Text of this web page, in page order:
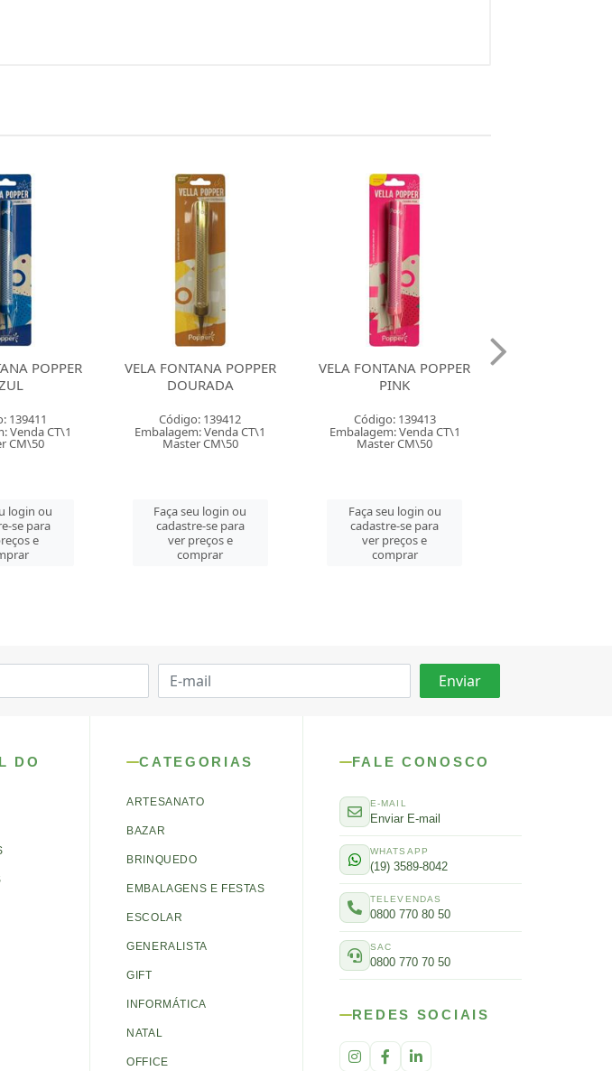
POPPER
139412
Venda CT\1
CM\50
login ou
se para
e
VELA FONTANA POPPER
PINK
Código: 139413
Embalagem: Venda CT\1
Master CM\50
Faça seu login ou
cadastre-se para
ver preços e
comprar
VELA FONTANA POPPER
VERDE
Código: 139414
Embalagem: Venda CT\1
Master CM\50
Faça seu login ou
cadastre-se para
ver preços e
comprar
DO
CATEGORIAS
ARTESANATO
BAZAR
BRINQUEDO
EMBALAGENS E FESTAS
ESCOLAR
GENERALISTA
GIFT
INFORMÁTICA
NATAL
OFFICE
FALE CONOSCO
E-MAIL
Enviar E-mail
WHATSAPP
(19) 3589-8042
TELEVENDAS
0800 770 80 50
SAC
0800 770 70 50
REDES SOCIAIS